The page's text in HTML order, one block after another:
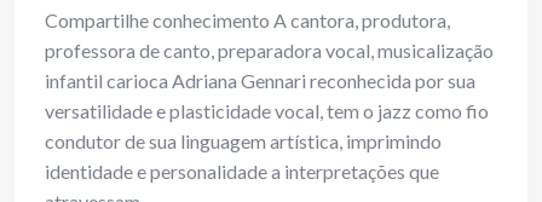
Compartilhe conhecimento A cantora, produtora,
professora de canto, preparadora vocal, musicalização
infantil carioca Adriana Gennari reconhecida por sua
versatilidade e plasticidade vocal, tem o jazz como fio
condutor de sua linguagem artística, imprimindo
identidade e personalidade a interpretações que